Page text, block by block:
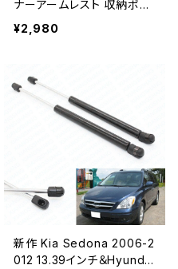
ナーアームレスト 収納ボッ
クス カーオーガナイザー 2
011-2012-2013-2014-201
¥2,980
新作 Kia Sedona 2006-2
012 13.39インチ＆Hyundai